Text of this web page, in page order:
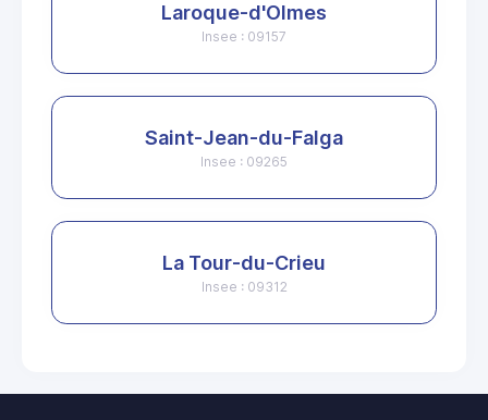
Laroque-d'Olmes
Insee : 09157
Saint-Jean-du-Falga
Insee : 09265
La Tour-du-Crieu
Insee : 09312